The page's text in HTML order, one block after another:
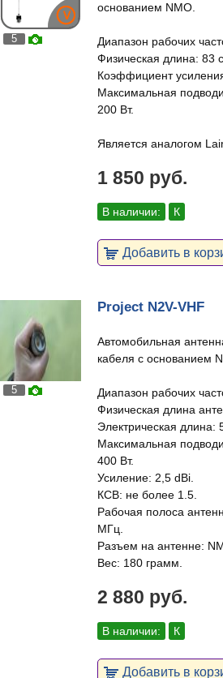
5
основанием NMO.
Диапазон рабочих
Физическая длина: 83
Коэффициент
Максимальная
200 Вт.
Является аналогом
1 850 руб.
В наличии: К
Добавить в
5
Project N2V-VHF
Автомобильная
кабеля с основанием
Диапазон рабочих
Физическая длина
Электрическая длина:
Максимальная
400 Вт.
Усиление: 2,5 dBi.
КСВ: не более 1.5.
Рабочая полоса
МГц.
Разъем на антенне:
Вес: 180 грамм.
2 880 руб.
В наличии: К
Добавить в